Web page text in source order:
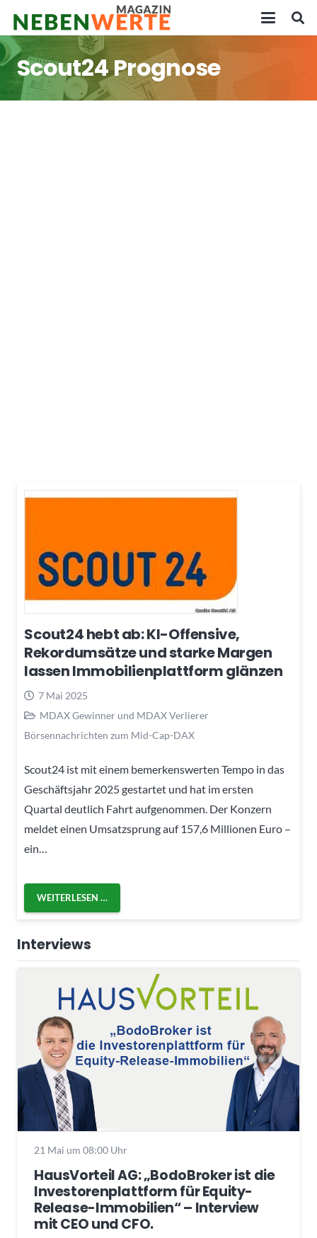
Scout24 Prognose
Scout24 hebt ab: KI-Offensive,
Rekordumsätze und starke Margen
lassen Immobilienplattform glänzen
7 Mai 2025
MDAX Gewinner und MDAX Verlierer
Börsennachrichten zum Mid-Cap-DAX
Scout24 ist mit einem bemerkenswerten Tempo in das
Geschäftsjahr 2025 gestartet und hat im ersten
Quartal deutlich Fahrt aufgenommen. Der Konzern
meldet einen Umsatzsprung auf 157,6 Millionen Euro –
ein…
WEITERLESEN …
Interviews
21 Mai um 08:00 Uhr
HausVorteil AG: „BodoBroker ist die
Investorenplattform für Equity-
Release-Immobilien“ – Interview
mit CEO und CFO.